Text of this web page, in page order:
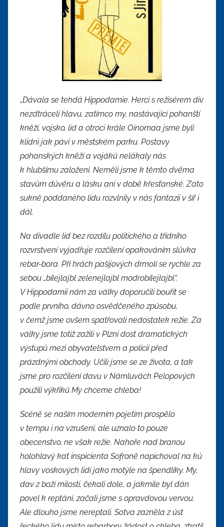
„Dávala se tehdá Hippodamie. Herci s režisérem div
nezdtráceli hlavu, zatímco my, nastávající pohanští
kněží, vojsko, lid a otroci krále Oinomaa jsme byli
klidni jak pávi v městském parku. Postavy
pohanských kněží a vojáků nelákaly nás
k hlubšímu založení. Neměli jsme k těmto dvěma
stavům důvěru a lásku ani v době křesťanské. Zato
sukně poddaného lidu rozvlnily v nás fantazii v šíř i
dál.
Na divadle lid bez rozdílu politického a třídního
rozvrstvení vyjadřuje rozčilení opakováním slůvka
rebar-bora. Při hrách pašijových drmolí se rychle za
sebou „bílejlajbl zelenejlajbl modrobílejlajbl“.
V Hippodamii nám za války doporučili bouřit se
podle prvního, dávno osvědčeného způsobu,
v čemž jsme ovšem spatřovali nedostatek režie. Za
války jsme totiž zažili v Plzni dost dramatických
výstupů mezi obyvatelstvem a policií před
prázdnými obchody. Učili jsme se ze života, a tak
jsme pro rozčilení davu v Námluvách Pelopových
použili výkřiků My chceme chleba!
Scéně se naším moderním pojetím prospělo
v tempu i na vzrušení, ale uznalo to pouze
obecenstvo, ne však režie. Nahoře nad branou
holohlavý kat inspicienta Sofroně napichoval na ků
hlavy voskových lidí jako motýle na špendlíky. My,
dav z boží milosti, čekali dole, a jakmile byl dán
povel k reptání, začali jsme s opravdovou vervou.
Ale dlouho jsme nereptali. Sotva zazněla z úst